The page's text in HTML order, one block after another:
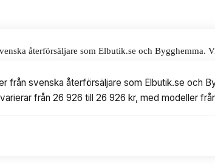
återförsäljare som Elbutik.se och Bygghemma.
från svenska återförsäljare som Elbutik.se och
från 26 926 till 26 926 kr, med modeller